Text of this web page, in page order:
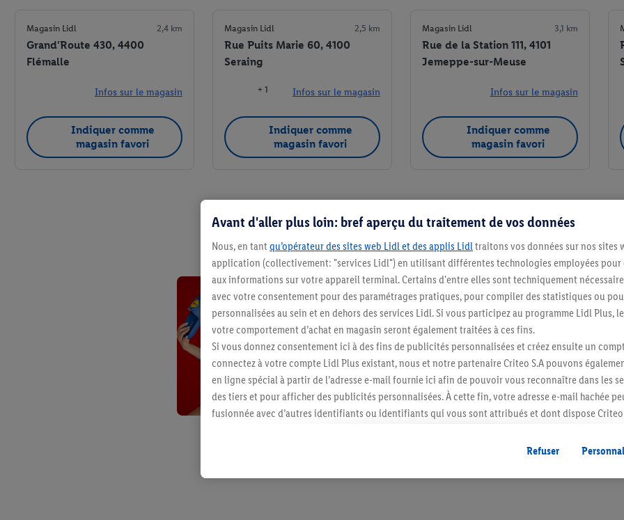
Magasin Lidl 2,4 km
Grand'Route 430, 4400
Flémalle
Infos sur le magasin
Indiquer comme
magasin favori
Magasin Lidl 2,5 km
Rue Puits Marie 60, 4100
Seraing
+ 1 Infos sur le magasin
Indiquer comme
magasin favori
Magasin Lidl 3,1 km
Rue de la Station 111, 4101
Jemeppe-sur-Meuse
Infos sur le magasin
Indiquer comme
magasin favori
Indiquer comme magasin favori
Blijf op de
Schrijf je in op de newsletter
Inschrijven
Avant d'aller plus loin: bref aperçu du traitement de vos données
Nous, en tant qu’opérateur des sites web Lidl et des applis Lidl traitons vos données sur nos sites
application (collectivement: "services Lidl") en utilisant différentes technologies employées pour
aux informations sur votre appareil terminal. Certains d'entre elles sont techniquement
avec votre consentement pour des paramétrages pratiques, pour compiler des statistiques ou
personnalisées au sein et en dehors des services Lidl. Si vous participez au programme Lidl Plus,
votre comportement d’achat en magasin seront également traitées à ces fins.
Si vous donnez consentement ici à des fins de publicités personnalisées et créez ensuite un
connectez à votre compte Lidl Plus existant, nous et notre partenaire Criteo S.A pouvons
en ligne spécial à partir de l’adresse e-mail fournie ici afin de pouvoir vous reconnaître dans les
des tiers et pour afficher des publicités personnalisées. À cette fin, votre adresse e-mail hachée
fusionnée avec d’autres identifiants ou identifiants qui vous sont attribués et dont dispose Criteo
vous avez montré de l’intérêt (par exemple en plaçant le produit dans un panier d’un webshop
l’achat) peuvent également être affichées sur plusieurs apppareils et plusieurs services de Lidl si
plusieurs services de Lidl peuvent vous être attribués en utilisant votre adresse e-mail hachée et,
Refuser